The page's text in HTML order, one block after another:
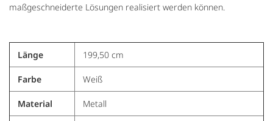
maßgeschneiderte Lösungen realisiert werden können.
Länge 199,50 cm
Farbe Weiß
Material Metall